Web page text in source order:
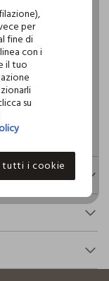
gratuita per ordini
informazioni
test chimico-
abbiamo
per
fine di
con i
il tuo
su
i cookie